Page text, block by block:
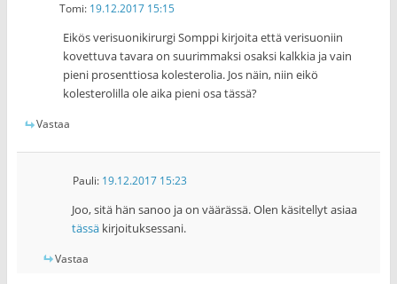
Tomi: 19.12.2017 15:15
Eikös verisuonikirurgi Somppi kirjoita että verisuoniin
kovettuva tavara on suurimmaksi osaksi kalkkia ja vain
pieni prosenttiosa kolesterolia. Jos näin, niin eikö
kolesterolilla ole aika pieni osa tässä?
Vastaa
Pauli: 19.12.2017 15:23
Joo, sitä hän sanoo ja on väärässä. Olen käsitellyt asiaa
tässäkirjoituksessani.
Vastaa